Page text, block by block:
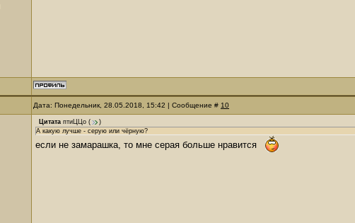
Дата: Понедельник, 28.05.2018, 15:42 | Сообщение # 10
Цитата птиЦЦо (
)
А какую лучше - серую или чёрную?
если не замарашка, то мне серая больше нравится